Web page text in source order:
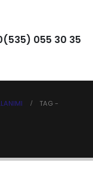
055 30 35
TAG -